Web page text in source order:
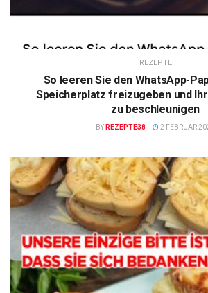
REZEPTE
So leeren Sie den WhatsApp-
Speicherplatz freizugeben und
zu beschleunigen
BY REZEPTE38 2 FEBRUAR